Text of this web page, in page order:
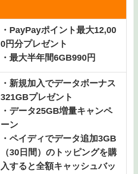
・PayPayポイント最大12,00
0円分プレゼント
・最大半年間6GB990円
・新規加入でデータボーナス
321GBプレゼント
・データ25GB増量キャンペ
ーン
・ペイディでデータ追加3GB
（30日間）のトッピングを購
入すると全額キャッシュバッ